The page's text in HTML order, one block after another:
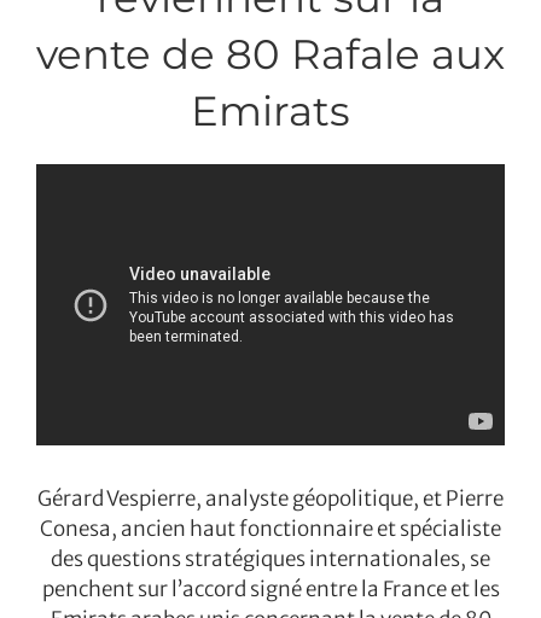
vente de 80 Rafale aux
Emirats
Gérard Vespierre, analyste géopolitique, et Pierre
Conesa, ancien haut fonctionnaire et spécialiste
des questions stratégiques internationales, se
penchent sur l’accord signé entre la France et les